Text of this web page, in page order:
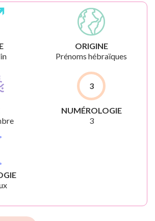
ORIGINE
Prénoms hébraïques
3
NUMÉROLOGIE
3